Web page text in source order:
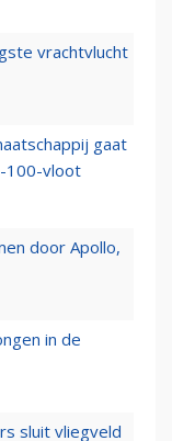
vrachtvlucht
gaat
100-vloot
door Apollo,
in de
sluit vliegveld